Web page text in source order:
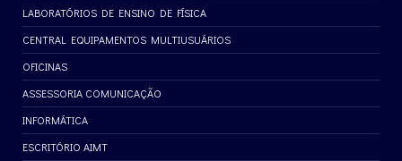
LABORATÓRIOS DE ENSINO DE FÍSICA
CENTRAL EQUIPAMENTOS MULTIUSUÁRIOS
OFICINAS
ASSESSORIA COMUNICAÇÃO
INFORMÁTICA
ESCRITÓRIO AIMT